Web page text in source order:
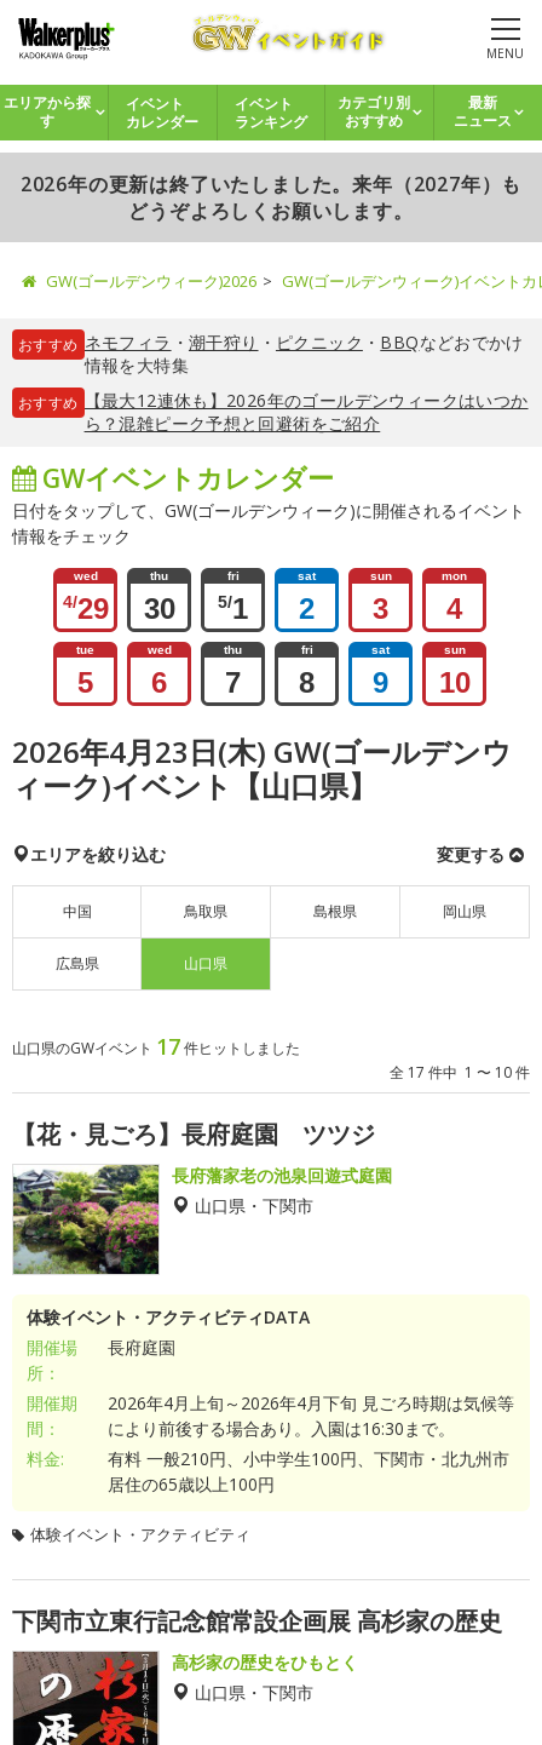
MENU
エリアから探
す
イベント
カレンダー
イベント
ランキング
カテゴリ別
おすすめ
最新
ニュース
2026年の更新は終了いたしました。来年（2027年）も
どうぞよろしくお願いします。
GW(ゴールデンウィーク)2026 GW(ゴールデンウィーク)イベント
おすすめ ネモフィラ ・ 潮干狩り ・ ピクニック ・ BBQなどおでかけ
情報を大特集
おすすめ
【最大12連休も】2026年のゴールデンウィークはいつか
ら？混雑ピーク予想と回避術をご紹介
GWイベントカレンダー
日付をタップして、GW(ゴールデンウィーク)に開催されるイベント
情報をチェック
wed
4/29
thu
30
fri
5/1
sat
2
sun
3
mon
4
tue
5
wed
6
thu
7
fri
8
sat
9
sun
10
2026年4月23日(木) GW(ゴールデンウ
ィーク)イベント【山口県】
エリアを絞り込む 変更する
中国 鳥取県 島根県 岡山県
広島県 山口県
山口県のGWイベント 17件ヒットしました
全 17 件中 1 〜 10 件
【花・見ごろ】長府庭園 ツツジ
長府藩家老の池泉回遊式庭園
山口県・下関市
体験イベント・アクティビティDATA
開催場
所：
長府庭園
開催期
間：
2026年4月上旬～2026年4月下旬 見ごろ時期は気候等
により前後する場合あり。入園は16:30まで。
料金:
有料 一般210円、小中学生100円、下関市・北九州市
居住の65歳以上100円
体験イベント・アクティビティ
下関市立東行記念館常設企画展 高杉家の歴史
高杉家の歴史をひもとく
山口県・下関市